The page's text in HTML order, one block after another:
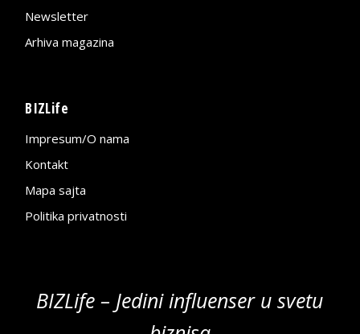
Newsletter
Arhiva magazina
BIZLife
Impresum/O nama
Kontakt
Mapa sajta
Politika privatnosti
BIZLife – Jedini influenser u svetu